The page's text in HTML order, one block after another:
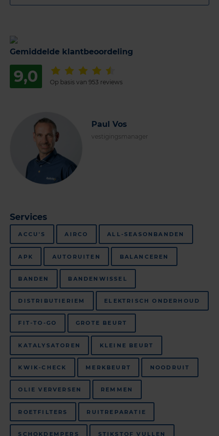
Gemiddelde klantbeoordeling
9,0 Op basis van 953 reviews
Paul Vos
vestigingsmanager
Services
ACCU'S AIRCO ALL-SEASONBANDEN
APK AUTORUITEN BALANCEREN
BANDEN BANDENWISSEL
DISTRIBUTIERIEM ELEKTRISCH ONDERHOUD
FIT-TO-GO GROTE BEURT
KATALYSATOREN KLEINE BEURT
KWIK-CHECK MERKBEURT NOODRUIT
OLIE VERVERSEN REMMEN
ROETFILTERS RUITREPARATIE
SCHOKDEMPERS STIKSTOF VULLEN